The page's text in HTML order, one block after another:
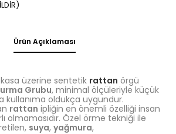
Ürün Açıklaması
kasa üzerine sentetik rattan örgü
Grubu, minimal ölçüleriyle küçük
kullanıma oldukça uygundur.
rattan ipliğin en önemli özelliği insan
olmamasıdır. Özel örme tekniği ile
suya, yağmura,